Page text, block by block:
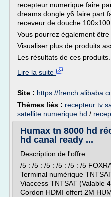
recepteur numerique faire
dreams dongle y6 faire part
receveur de douche
Vous pourrez également
Visualiser plus de produits
Les résultats de ces produits...
Lire la suite
Site : https://
Thèmes liés : recepteur tv
satellite numerique hd /
Humax tn 8000 hd
hd canal ready ...
Description de l'offre
/5 : /5 : /5 : /5 : /5 : /5
Terminal numérique
Viaccess TNTSAT (Valable
Cordon HDMI offert 2M